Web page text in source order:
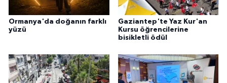
Ormanya'da doğanın farklı
yüzü
Gaziantep'te Yaz Kur'an
Kursu öğrencilerine
bisikletli ödül